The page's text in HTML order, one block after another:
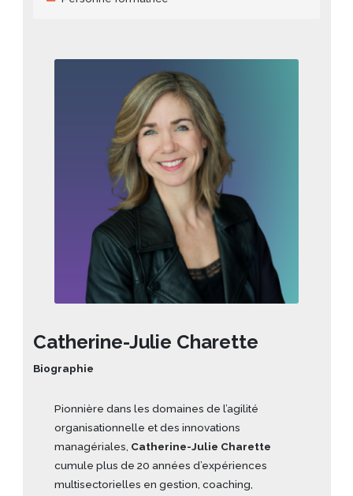
Catherine-Julie Charette
Biographie
Pionnière dans les domaines de l’agilité
organisationnelle et des innovations
managériales, Catherine-Julie Charette
cumule plus de 20 années d’expériences
multisectorielles en gestion, coaching,